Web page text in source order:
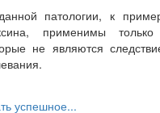
патологии, к
применимы
не являются